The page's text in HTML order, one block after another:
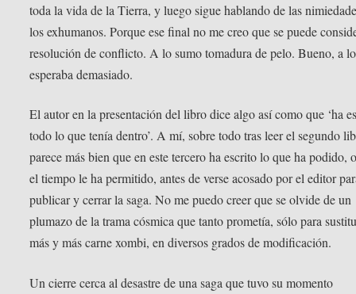
toda la vida de la Tierra, y luego sigue hablando de las
los exhumanos. Porque ese final no me creo que se puede
resolución de conflicto. A lo sumo tomadura de pelo. Bueno, a
esperaba demasiado.
El autor en la presentación del libro dice algo así como que ‘ha
todo lo que tenía dentro’. A mí, sobre todo tras leer el segundo
parece más bien que en este tercero ha escrito lo que ha podido,
el tiempo le ha permitido, antes de verse acosado por el editor
publicar y cerrar la saga. No me puedo creer que se olvide de un
plumazo de la trama cósmica que tanto prometía, sólo para
más y más carne xombi, en diversos grados de modificación.
Un cierre cerca al desastre de una saga que tuvo su momento